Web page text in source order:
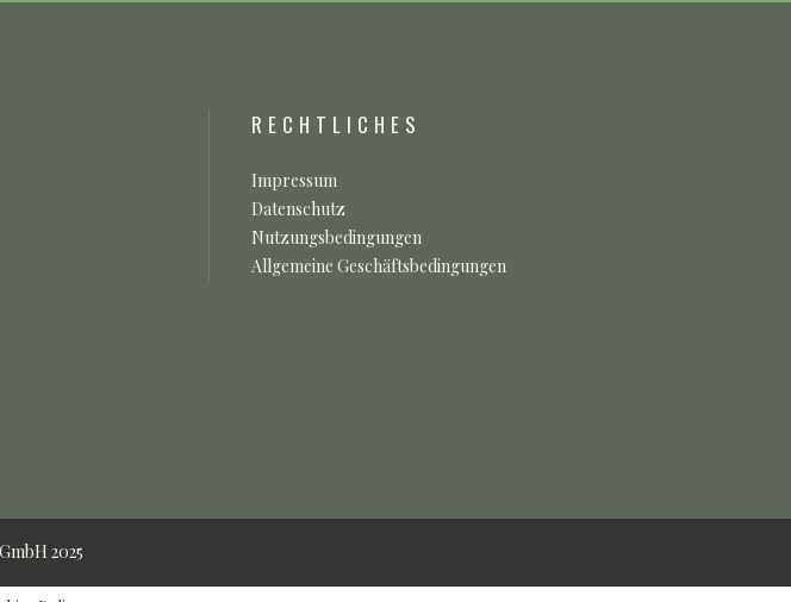
RECHTLICHES
Impressum
Datenschutz
Nutzungsbedingungen
Allgemeine Geschäftsbedingungen
2025